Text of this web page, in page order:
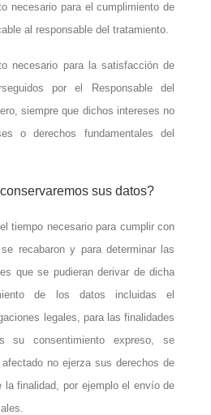
necesario para el cumplimiento de
al responsable del tratamiento.
necesario para la satisfacción de
por el Responsable del
siempre que dichos intereses no
o derechos fundamentales del
sus datos?
tiempo necesario para cumplir con
recabaron y para determinar las
que se pudieran derivar de dicha
de los datos incluidas el
legales, para las finalidades
su consentimiento expreso, se
no ejerza sus derechos de
la finalidad, por ejemplo el envío de